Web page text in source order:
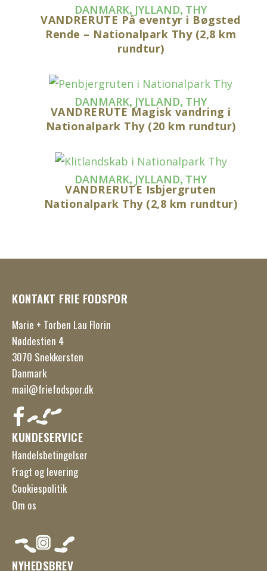
DANMARK, JYLLAND, THY
VANDRERUTE På eventyr i Bøgsted
Rende – Nationalpark Thy (2,8 km
rundtur)
DANMARK, JYLLAND, THY
VANDRERUTE Magisk vandring i
Nationalpark Thy (20 km rundtur)
DANMARK, JYLLAND, THY
VANDRERUTE Isbjergruten
Nationalpark Thy (2,8 km rundtur)
KONTAKT FRIE FODSPOR
Marie + Torben Lau Florin
Nøddestien 4
3070 Snekkersten
Danmark
mail@friefodspor.dk
KUNDESERVICE
Handelsbetingelser
Fragt og levering
Cookiespolitik
Om os
NYHEDSBREV